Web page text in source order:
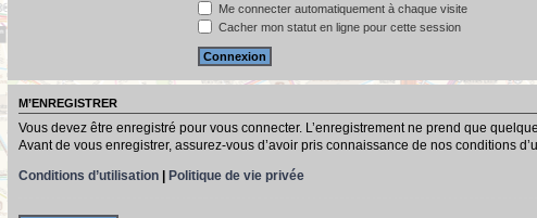
Me connecter automatiquement à chaque visite
Cacher mon statut en ligne pour cette session
M’ENREGISTRER
Vous devez être enregistré pour vous connecter. L’enregistrement ne prend que
Avant de vous enregistrer, assurez-vous d’avoir pris connaissance de nos conditions
Conditions d’utilisation
Politique de vie privée